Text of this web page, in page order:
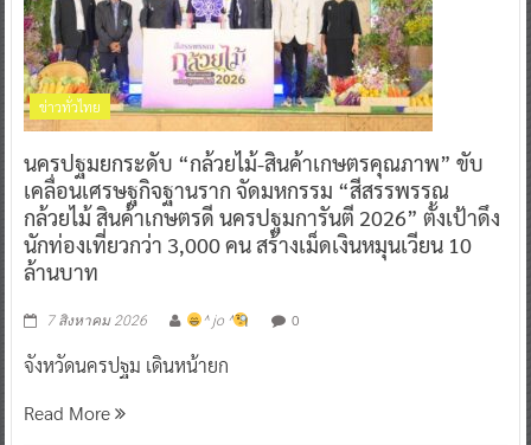
ข่าวทั่วไทย
นครปฐมยกระดับ “กล้วยไม้-สินค้าเกษตรคุณภาพ” ขับ
เคลื่อนเศรษฐกิจฐานราก จัดมหกรรม “สีสรรพรรณ
กล้วยไม้ สินค้าเกษตรดี นครปฐมการันตี 2026” ตั้งเป้าดึง
นักท่องเที่ยวกว่า 3,000 คน สร้างเม็ดเงินหมุนเวียน 10
ล้านบาท
7 สิงหาคม 2026 ^ jo ^ 0
จังหวัดนครปฐม เดินหน้ายก
Read More